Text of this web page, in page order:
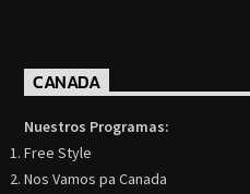
CANADA
Nuestros Programas:
Free Style
Nos Vamos pa Canada